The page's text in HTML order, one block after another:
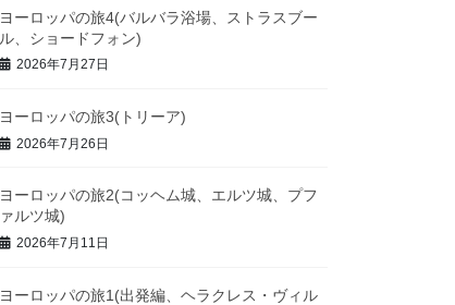
ス
ヨーロッパの旅4(バルバラ浴場、ストラスブー
ル、ショードフォン)
2026年7月27日
ヨーロッパの旅3(トリーア)
2026年7月26日
ヨーロッパの旅2(コッヘム城、エルツ城、プフ
ァルツ城)
2026年7月11日
ヨーロッパの旅1(出発編、ヘラクレス・ヴィル